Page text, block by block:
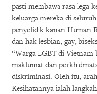
pasti membawa rasa lega
keluarga mereka di
penyelidik kanan Human
dan hak lesbian, gay,
“Warga LGBT di Vietnam
maklumat dan
diskriminasi. Oleh itu,
Kesihatannya ialah